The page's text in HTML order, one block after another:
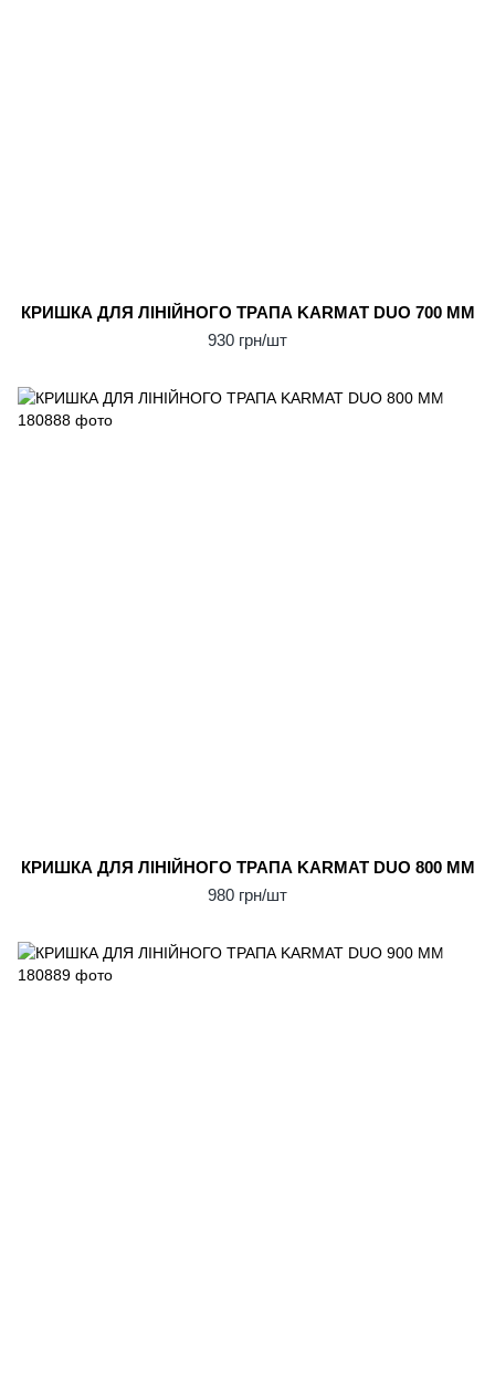
КРИШКА ДЛЯ ЛІНІЙНОГО ТРАПА KARMAT DUO 700 ММ
930 грн/шт
КРИШКА ДЛЯ ЛІНІЙНОГО ТРАПА KARMAT DUO 800 ММ
980 грн/шт